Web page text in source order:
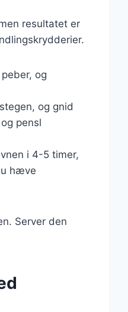
resultatet er
og
og gnid
pensl
i 4-5 timer,
hæve
Server den